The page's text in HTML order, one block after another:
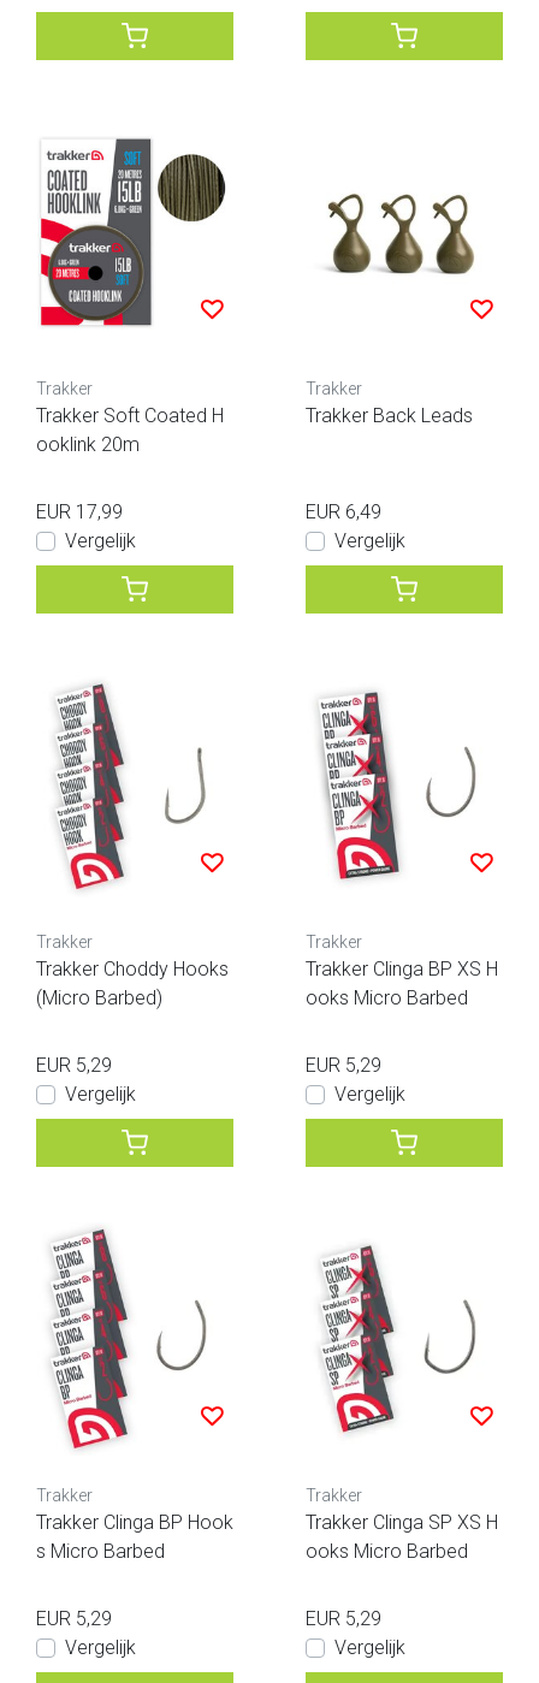
Trakker
Trakker Soft Coated H
ooklink 20m
EUR 17,99
Vergelijk
Trakker
Trakker Back Leads
EUR 6,49
Vergelijk
Trakker
Trakker Choddy Hooks
(Micro Barbed)
EUR 5,29
Vergelijk
Trakker
Trakker Clinga BP XS H
ooks Micro Barbed
EUR 5,29
Vergelijk
Trakker
Trakker Clinga BP Hook
s Micro Barbed
EUR 5,29
Vergelijk
Trakker
Trakker Clinga SP XS H
ooks Micro Barbed
EUR 5,29
Vergelijk